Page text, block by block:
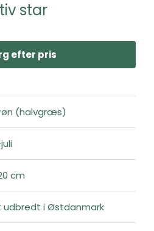
star
efter pris
(halvgræs)
cm
udbredt i Østdanmark